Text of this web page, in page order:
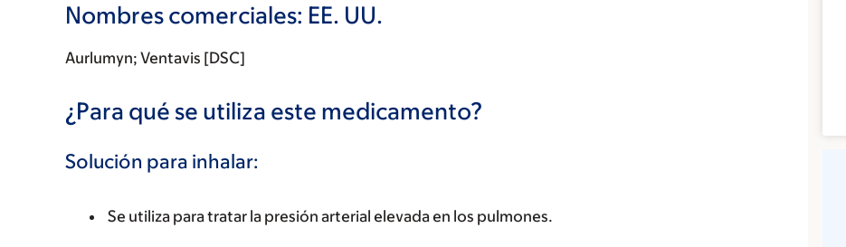
Nombres comerciales: EE. UU.
Aurlumyn; Ventavis [DSC]
¿Para qué se utiliza este medicamento?
Solución para inhalar:
Se utiliza para tratar la presión arterial elevada en los pulmones.